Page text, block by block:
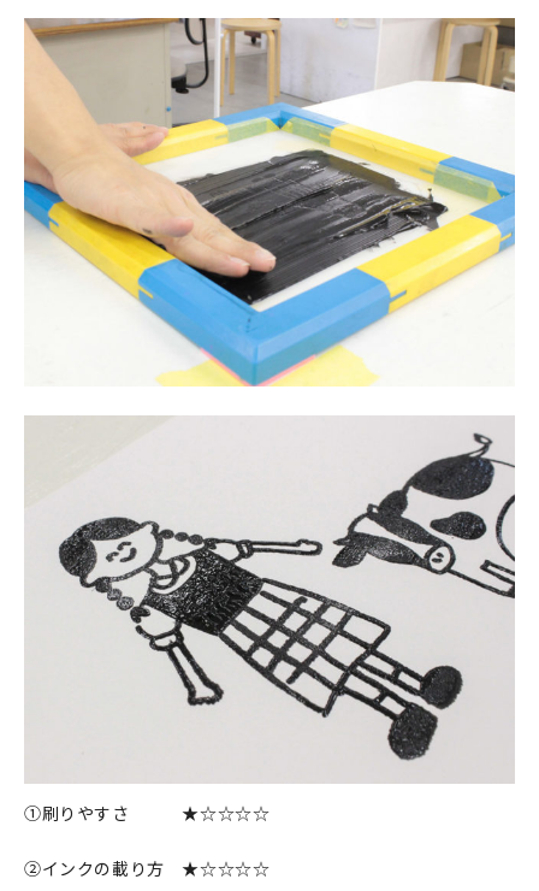
①刷りやすさ ★☆☆☆☆
②インクの載り方 ★☆☆☆☆